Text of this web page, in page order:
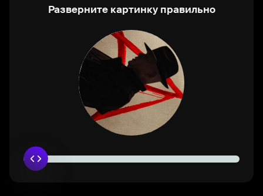
Разверните картинку правильно